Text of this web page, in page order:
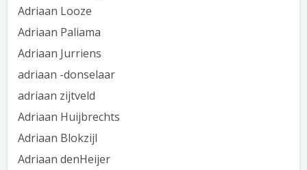
Adriaan Looze
Adriaan Paliama
Adriaan Jurriens
adriaan -donselaar
adriaan zijtveld
Adriaan Huijbrechts
Adriaan Blokzijl
Adriaan denHeijer